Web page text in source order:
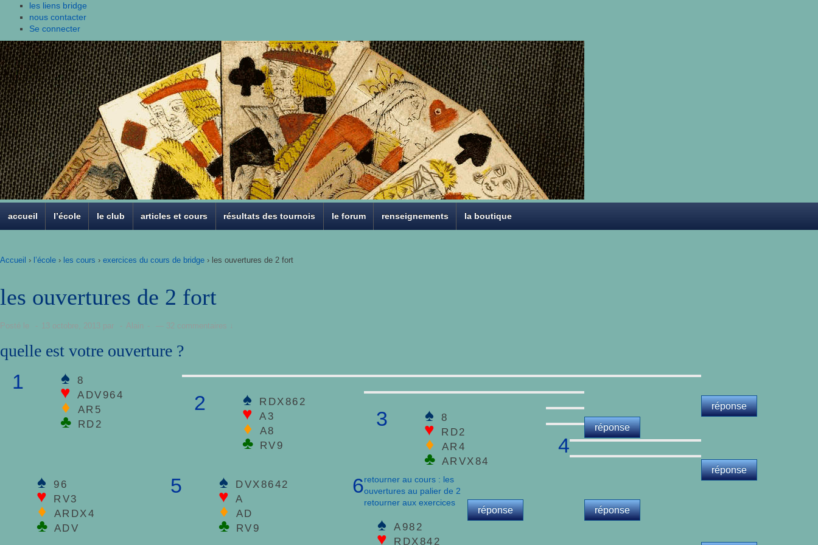
les liens bridge
nous contacter
Se connecter
accueil l’école le club articles et cours résultats des tournois le forum renseignements la boutique
Accueil › l’école › les cours › exercices du cours de bridge › les ouvertures de 2 fort
les ouvertures de 2 fort
Posté le 13 octobre, 2013 par Alain — 32 commentaires ↓
quelle est votre ouverture ?
1 ♠ 8
♥ ADV964
♦ AR5
♣ RD2
réponse
2 ♠ RDX862
♥ A3
♦ A8
♣ RV9
réponse
3 ♠ 8
♥ RD2
♦ AR4
♣ ARVX84
réponse
4
♠ 96
♥ RV3
♦ ARDX4
♣ ADV
réponse
5 ♠ DVX8642
♥ A
♦ AD
♣ RV9
réponse
6
♠ A982
♥ RDX842
retourner au cours : les
ouvertures au palier de 2
retourner aux exercices